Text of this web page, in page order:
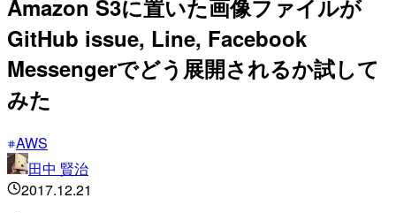
Amazon S3に置いた画像ファイルが
GitHub issue, Line, Facebook
Messengerでどう展開されるか試して
みた
AWS
田中 賢治
2017.12.21